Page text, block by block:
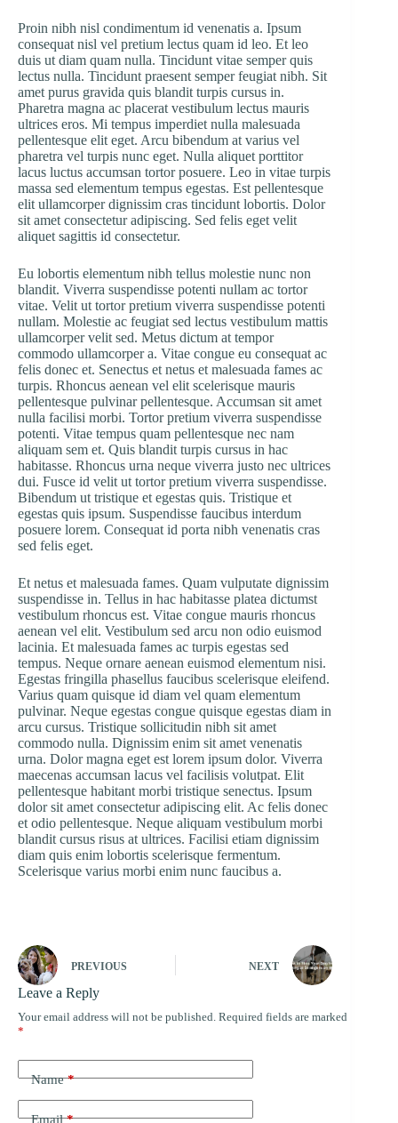
Proin nibh nisl condimentum id venenatis a. Ipsum
consequat nisl vel pretium lectus quam id leo. Et leo
duis ut diam quam nulla. Tincidunt vitae semper quis
lectus nulla. Tincidunt praesent semper feugiat nibh. Sit
amet purus gravida quis blandit turpis cursus in.
Pharetra magna ac placerat vestibulum lectus mauris
ultrices eros. Mi tempus imperdiet nulla malesuada
pellentesque elit eget. Arcu bibendum at varius vel
pharetra vel turpis nunc eget. Nulla aliquet porttitor
lacus luctus accumsan tortor posuere. Leo in vitae turpis
massa sed elementum tempus egestas. Est pellentesque
elit ullamcorper dignissim cras tincidunt lobortis. Dolor
sit amet consectetur adipiscing. Sed felis eget velit
aliquet sagittis id consectetur.
Eu lobortis elementum nibh tellus molestie nunc non
blandit. Viverra suspendisse potenti nullam ac tortor
vitae. Velit ut tortor pretium viverra suspendisse potenti
nullam. Molestie ac feugiat sed lectus vestibulum mattis
ullamcorper velit sed. Metus dictum at tempor
commodo ullamcorper a. Vitae congue eu consequat ac
felis donec et. Senectus et netus et malesuada fames ac
turpis. Rhoncus aenean vel elit scelerisque mauris
pellentesque pulvinar pellentesque. Accumsan sit amet
nulla facilisi morbi. Tortor pretium viverra suspendisse
potenti. Vitae tempus quam pellentesque nec nam
aliquam sem et. Quis blandit turpis cursus in hac
habitasse. Rhoncus urna neque viverra justo nec ultrices
dui. Fusce id velit ut tortor pretium viverra suspendisse.
Bibendum ut tristique et egestas quis. Tristique et
egestas quis ipsum. Suspendisse faucibus interdum
posuere lorem. Consequat id porta nibh venenatis cras
sed felis eget.
Et netus et malesuada fames. Quam vulputate dignissim
suspendisse in. Tellus in hac habitasse platea dictumst
vestibulum rhoncus est. Vitae congue mauris rhoncus
aenean vel elit. Vestibulum sed arcu non odio euismod
lacinia. Et malesuada fames ac turpis egestas sed
tempus. Neque ornare aenean euismod elementum nisi.
Egestas fringilla phasellus faucibus scelerisque eleifend.
Varius quam quisque id diam vel quam elementum
pulvinar. Neque egestas congue quisque egestas diam in
arcu cursus. Tristique sollicitudin nibh sit amet
commodo nulla. Dignissim enim sit amet venenatis
urna. Dolor magna eget est lorem ipsum dolor. Viverra
maecenas accumsan lacus vel facilisis volutpat. Elit
pellentesque habitant morbi tristique senectus. Ipsum
dolor sit amet consectetur adipiscing elit. Ac felis donec
et odio pellentesque. Neque aliquam vestibulum morbi
blandit cursus risus at ultrices. Facilisi etiam dignissim
diam quis enim lobortis scelerisque fermentum.
Scelerisque varius morbi enim nunc faucibus a.
PREVIOUS NEXT
Leave a Reply
Your email address will not be published. Required fields are marked
*
Name*
Email*